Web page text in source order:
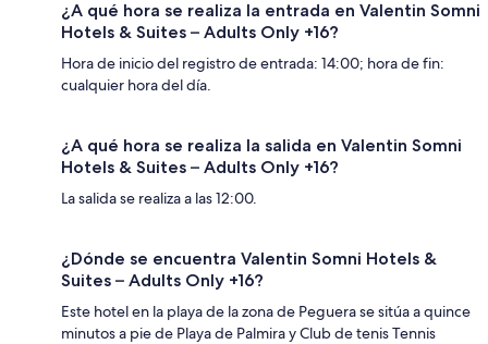
¿A qué hora se realiza la entrada en Valentin Somni
Hotels & Suites – Adults Only +16?
Hora de inicio del registro de entrada: 14:00; hora de fin:
cualquier hora del día.
¿A qué hora se realiza la salida en Valentin Somni
Hotels & Suites – Adults Only +16?
La salida se realiza a las 12:00.
¿Dónde se encuentra Valentin Somni Hotels &
Suites – Adults Only +16?
Este hotel en la playa de la zona de Peguera se sitúa a quince
minutos a pie de Playa de Palmira y Club de tenis Tennis